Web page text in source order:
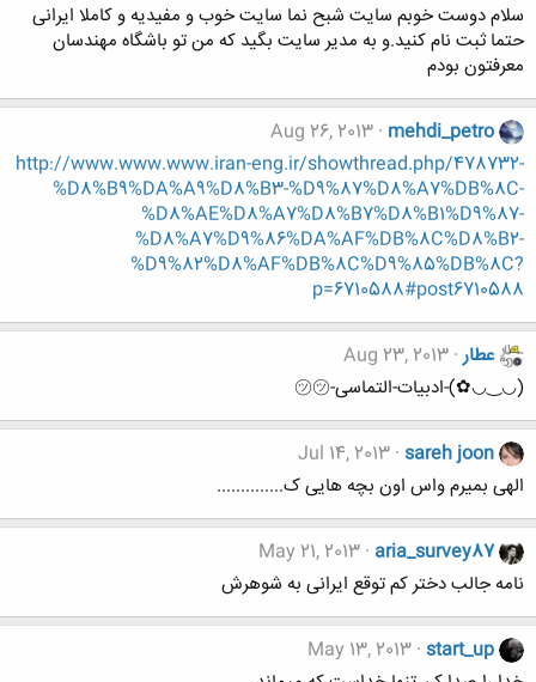
سلام دوست خوبم سایت شبح نما سایت خوب و مفیدیه و کاملا ایرانی
حتما ثبت نام کنید.و به مدیر سایت بگید که من تو باشگاه مهندسان
معرفتون بودم
mehdi_petro
Aug 26, 2013
http://www.www.www.iran-eng.ir/showthread.php/478732-
%D8%B9%DA%A9%D8%B3-%D9%87%D8%A7%DB%8C-
%D8%AE%D8%A7%D8%B7%D8%B1%D9%87-
%D8%A7%D9%86%DA%AF%DB%8C%D8%B2-
%D9%82%D8%AF%DB%8C%D9%85%DB%8C?
p=6710588#post6710588
عطار Aug 23, 2013
(◡‿◡✿)-ادبیات-التماسی-㋡㋡
sareh joon
Jul 14, 2013
الهی بمیرم واس اون بچه هایی ک..............
aria_survey87
May 21, 2013
نامه جالب دختر کم توقع ایرانی به شوهرش
start_up
May 13, 2013